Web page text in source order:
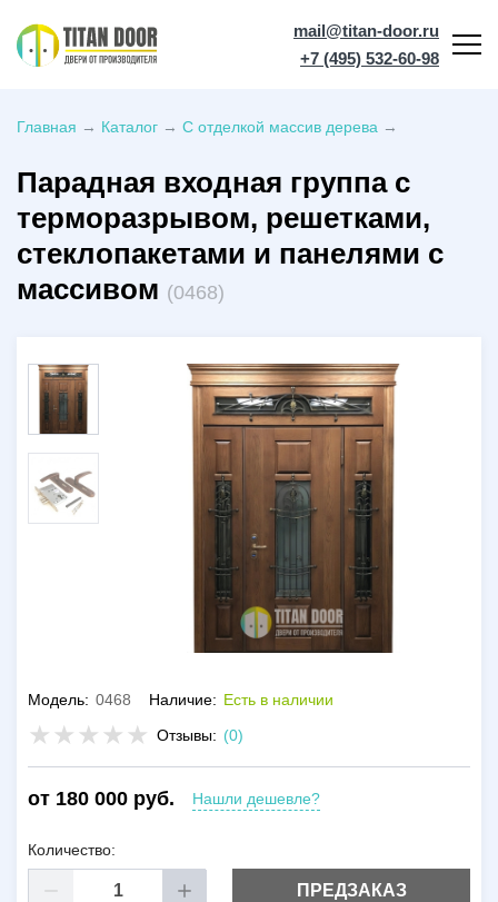
mail@titan-door.ru
+7 (495) 532-60-98
Главная → Каталог → С отделкой массив дерева →
Парадная входная группа с
терморазрывом, решетками,
стеклопакетами и панелями с
массивом (0468)
Модель: 0468 Наличие: Есть в наличии
Отзывы: (0)
от 180 000 руб. Нашли дешевле?
Количество:
ПРЕДЗАКАЗ